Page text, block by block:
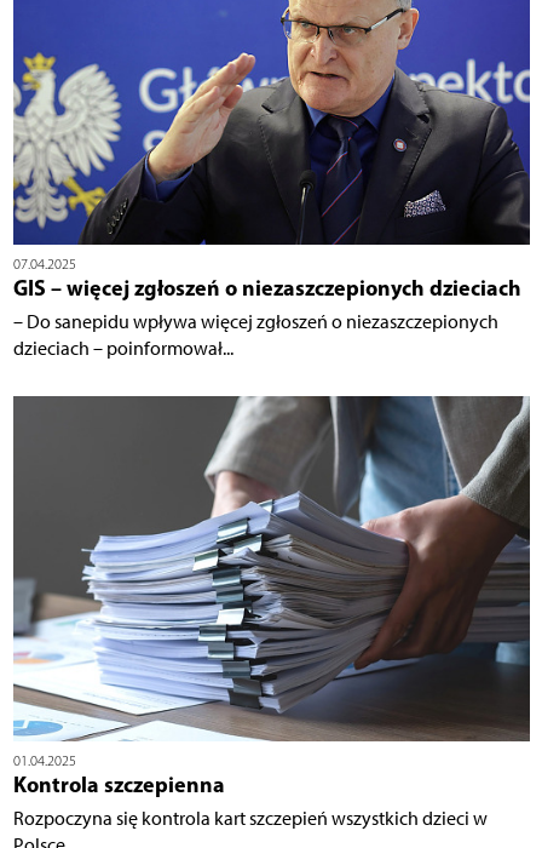
07.04.2025
GIS – więcej zgłoszeń o niezaszczepionych dzieciach
– Do sanepidu wpływa więcej zgłoszeń o niezaszczepionych
dzieciach – poinformował...
01.04.2025
Kontrola szczepienna
Rozpoczyna się kontrola kart szczepień wszystkich dzieci w